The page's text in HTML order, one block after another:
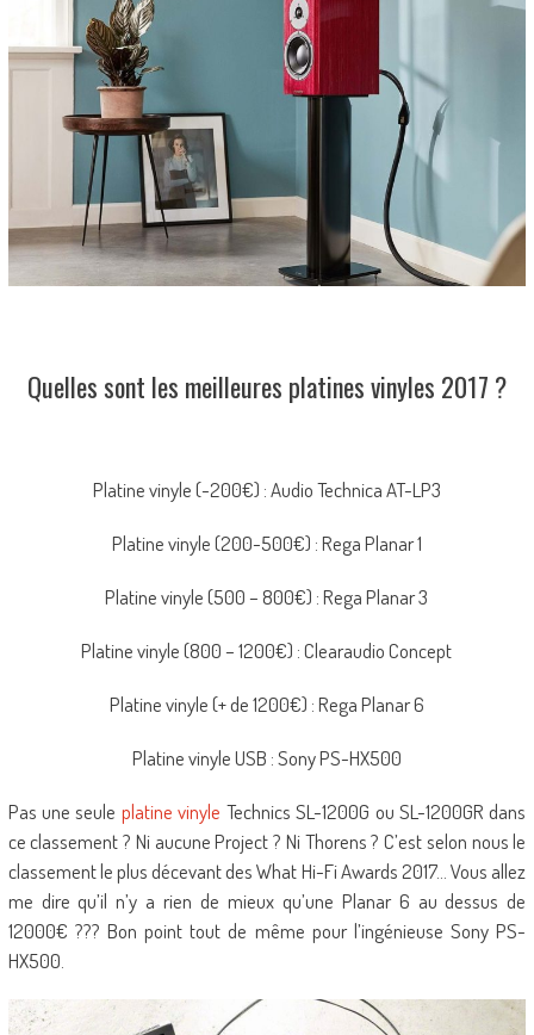
Quelles sont les meilleures platines vinyles 2017 ?
Platine vinyle (-200€) : Audio Technica AT-LP3
Platine vinyle (200-500€) : Rega Planar 1
Platine vinyle (500 – 800€) : Rega Planar 3
Platine vinyle (800 – 1200€) : Clearaudio Concept
Platine vinyle (+ de 1200€) : Rega Planar 6
Platine vinyle USB : Sony PS-HX500
Pas une seule platine vinyle Technics SL-1200G ou SL-1200GR dans
ce classement ? Ni aucune Project ? Ni Thorens ? C’est selon nous le
classement le plus décevant des What Hi-Fi Awards 2017… Vous allez
me dire qu’il n’y a rien de mieux qu’une Planar 6 au dessus de
12000€ ??? Bon point tout de même pour l’ingénieuse Sony PS-
HX500.